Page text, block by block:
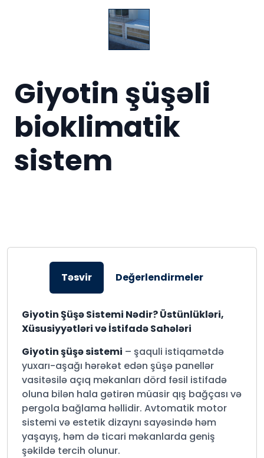
Giyotin şüşəli
bioklimatik
sistem
Təsvir Değerlendirmeler
Giyotin Şüşə Sistemi Nədir? Üstünlükləri,
Xüsusiyyətləri və İstifadə Sahələri
Giyotin şüşə sistemi – şaquli istiqamətdə
yuxarı-aşağı hərəkət edən şüşə panellər
vasitəsilə açıq məkanları dörd fəsil istifadə
oluna bilən hala gətirən müasir qış bağçası və
pergola bağlama həllidir. Avtomatik motor
sistemi və estetik dizaynı sayəsində həm
yaşayış, həm də ticari məkanlarda geniş
şəkildə tercih olunur.